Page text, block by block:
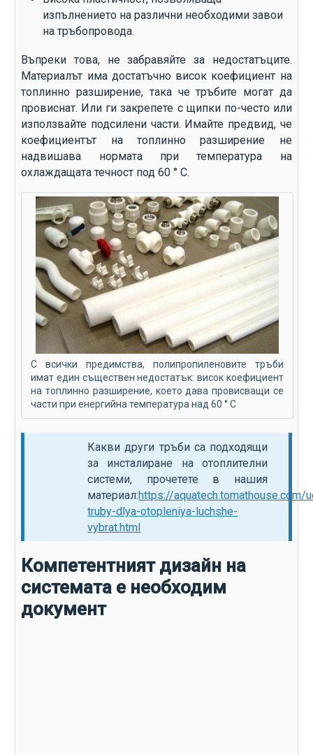
изпълнението на различни необходими завои
на тръбопровода.
Въпреки това, не забравяйте за недостатъците.
Материалът има достатъчно висок коефициент на
топлинно разширение, така че тръбите могат да
провиснат. Или ги закрепете с щипки по-често или
използвайте подсилени части. Имайте предвид, че
коефициентът на топлинно разширение не
надвишава нормата при температура на
охлаждащата течност под 60 ° C.
С всички предимства, полипропиленовите тръби
имат един съществен недостатък: висок коефициент
на топлинно разширение, което дава провисващи се
части при енергийна температура над 60 ° C
Какви други тръби са подходящи
за инсталиране на отоплителни
системи, прочетете в нашия
материал:https://aquatech.tomathouse.com/
truby-dlya-otopleniya-luchshe-
vybrat.html
Компетентният дизайн на
системата е необходим
документ